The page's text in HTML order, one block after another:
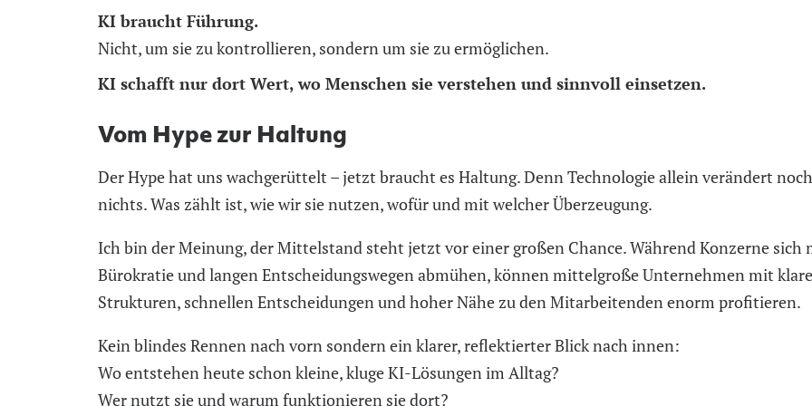
KI braucht Führung.
Nicht, um sie zu kontrollieren, sondern um sie zu ermöglichen.
KI schafft nur dort Wert, wo Menschen sie verstehen und sinnvoll einsetzen.
Vom Hype zur Haltung
Der Hype hat uns wachgerüttelt – jetzt braucht es Haltung. Denn Technologie allein verändert noch
nichts. Was zählt ist, wie wir sie nutzen, wofür und mit welcher Überzeugung.
Ich bin der Meinung, der Mittelstand steht jetzt vor einer großen Chance. Während Konzerne sich
Bürokratie und langen Entscheidungswegen abmühen, können mittelgroße Unternehmen mit
Strukturen, schnellen Entscheidungen und hoher Nähe zu den Mitarbeitenden enorm profitieren.
Kein blindes Rennen nach vorn sondern ein klarer, reflektierter Blick nach innen:
Wo entstehen heute schon kleine, kluge KI-Lösungen im Alltag?
Wer nutzt sie und warum funktionieren sie dort?